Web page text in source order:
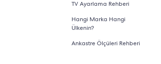
TV Ayarlama Rehberi
Hangi Marka Hangi
Ülkenin?
Ankastre Ölçüleri Rehberi